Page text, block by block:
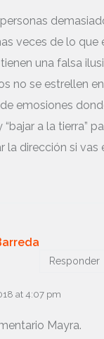
veces de lo que
una falsa
no se estrellen
emosiones
a la tierra”
la dirección si vas
Responder
at 4:07 pm
Mayra.